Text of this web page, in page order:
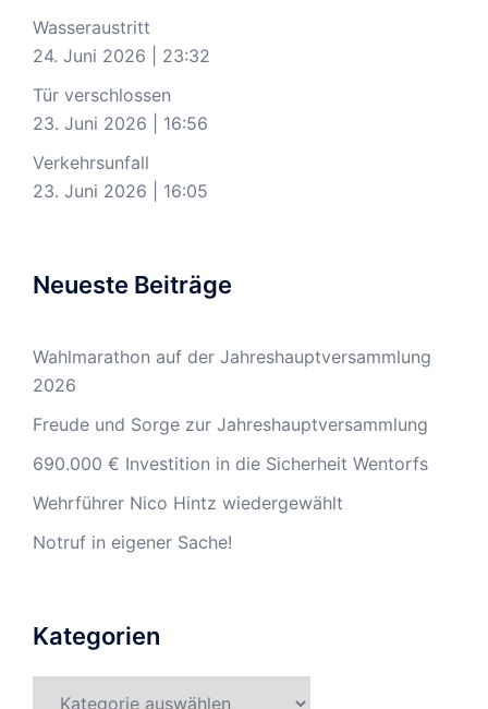
Wasseraustritt
24. Juni 2026
23:32
Tür verschlossen
23. Juni 2026
16:56
Verkehrsunfall
23. Juni 2026
16:05
Neueste Beiträge
Wahlmarathon auf der Jahreshauptversammlung
2026
Freude und Sorge zur Jahreshauptversammlung
690.000 € Investition in die Sicherheit Wentorfs
Wehrführer Nico Hintz wiedergewählt
Notruf in eigener Sache!
Kategorien